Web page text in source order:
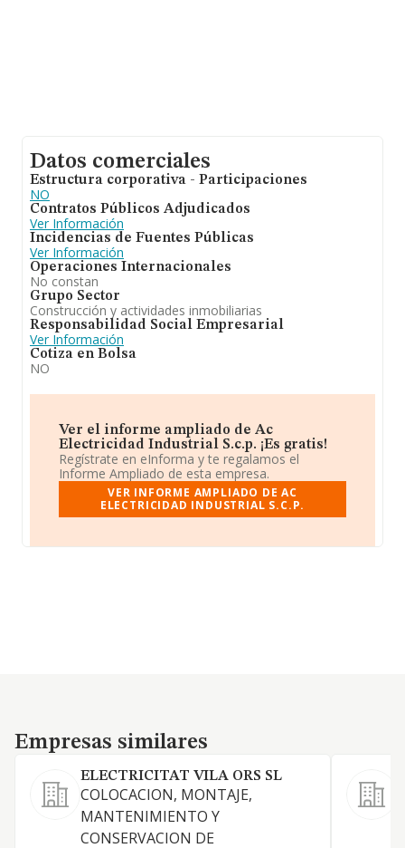
Datos comerciales
Estructura corporativa - Participaciones
NO
Contratos Públicos Adjudicados
Ver Información
Incidencias de Fuentes Públicas
Ver Información
Operaciones Internacionales
No constan
Grupo Sector
Construcción y actividades inmobiliarias
Responsabilidad Social Empresarial
Ver Información
Cotiza en Bolsa
NO
Ver el informe ampliado de Ac
Electricidad Industrial S.c.p. ¡Es gratis!
Regístrate en eInforma y te regalamos el
Informe Ampliado de esta empresa.
VER INFORME AMPLIADO DE AC
ELECTRICIDAD INDUSTRIAL S.C.P.
Empresas similares
Empresas similares
ELECTRICITAT VILA ORS SL
COLOCACION, MONTAJE,
MANTENIMIENTO Y
CONSERVACION DE